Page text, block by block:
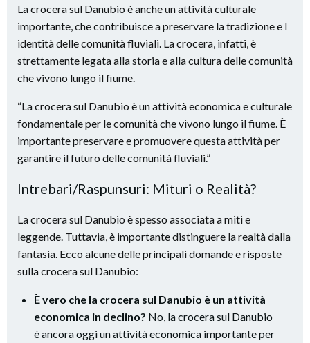
La crocera sul Danubio è anche un attività culturale
importante, che contribuisce a preservare la tradizione e l
identità delle comunità fluviali. La crocera, infatti, è
strettamente legata alla storia e alla cultura delle comunità
che vivono lungo il fiume.
“La crocera sul Danubio è un attività economica e culturale
fondamentale per le comunità che vivono lungo il fiume. È
importante preservare e promuovere questa attività per
garantire il futuro delle comunità fluviali.”
Intrebari/Raspunsuri: Mituri o Realità?
La crocera sul Danubio è spesso associata a miti e
leggende. Tuttavia, è importante distinguere la realtà dalla
fantasia. Ecco alcune delle principali domande e risposte
sulla crocera sul Danubio:
È vero che la crocera sul Danubio è un attività
economica in declino? No, la crocera sul Danubio
è ancora oggi un attività economica importante per